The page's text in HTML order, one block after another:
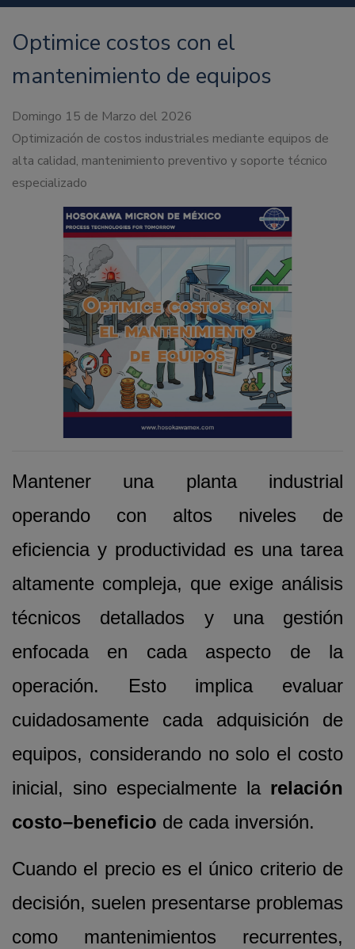
Optimice costos con el
mantenimiento de equipos
Domingo 15 de Marzo del 2026
Optimización de costos industriales mediante equipos de
alta calidad, mantenimiento preventivo y soporte técnico
especializado
Mantener una planta industrial
operando con altos niveles de
eficiencia y productividad es una tarea
altamente compleja, que exige análisis
técnicos detallados y una gestión
enfocada en cada aspecto de la
operación. Esto implica evaluar
cuidadosamente cada adquisición de
equipos, considerando no solo el costo
inicial, sino especialmente la relación
costo–beneficio de cada inversión.
Cuando el precio es el único criterio de
decisión, suelen presentarse problemas
como mantenimientos recurrentes,